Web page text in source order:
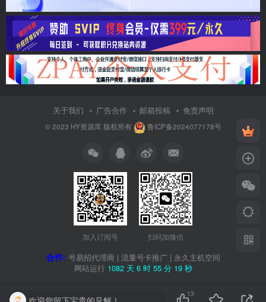
关于我们 广告合作 邮箱投稿 免责声明
© 2023 HY资源库版权所有 鲁ICP备2024077178号
加入订阅号 扫码加微信
合作: 号易招代理商 | 流量号卡推广| 永久主机空间
网站运行 1082 天 6 时 55 分 20 秒
13